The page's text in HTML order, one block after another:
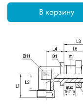
В корзину